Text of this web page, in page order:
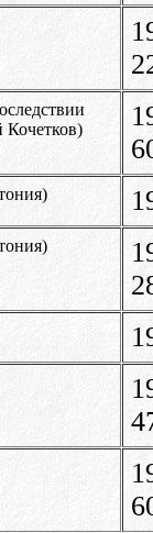
Кочетков)